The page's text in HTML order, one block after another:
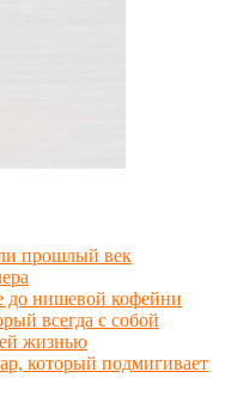
прошлый век
до нишевой кофейни
всегда с собой
жизнью
который подмигивает